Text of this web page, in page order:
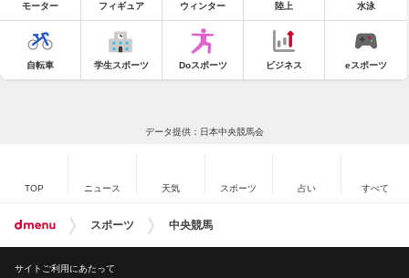
モーター フィギュア ウィンター 陸上 水泳
自転車 学生スポーツ Doスポーツ ビジネス eスポーツ
データ提供：日本中央競馬会
TOP ニュース 天気 スポーツ 占い すべて
スポーツ 中央競馬
サイトご利用にあたって